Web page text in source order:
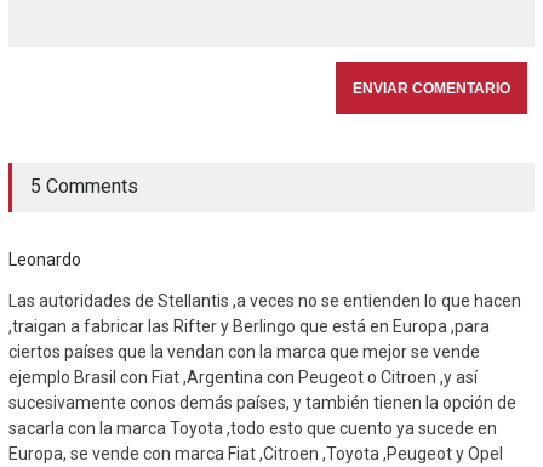
5 Comments
Leonardo
Las autoridades de Stellantis ,a veces no se entienden lo que hacen
,traigan a fabricar las Rifter y Berlingo que está en Europa ,para
ciertos países que la vendan con la marca que mejor se vende
ejemplo Brasil con Fiat ,Argentina con Peugeot o Citroen ,y así
sucesivamente conos demás países, y también tienen la opción de
sacarla con la marca Toyota ,todo esto que cuento ya sucede en
Europa, se vende con marca Fiat ,Citroen ,Toyota ,Peugeot y Opel